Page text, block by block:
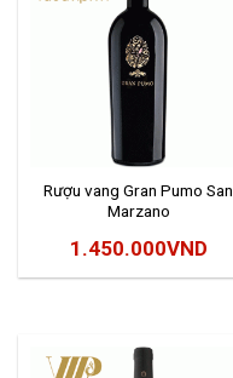
Rượu vang Gran Pumo San
Marzano
1.450.000VND